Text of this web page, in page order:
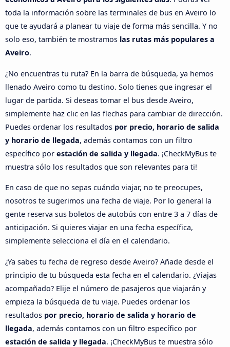
toda la información sobre las terminales de bus en Aveiro lo
que te ayudará a planear tu viaje de forma más sencilla. Y no
solo eso, también te mostramos las rutas más populares a
Aveiro.
¿No encuentras tu ruta? En la barra de búsqueda, ya hemos
llenado Aveiro como tu destino. Solo tienes que ingresar el
lugar de partida. Si deseas tomar el bus desde Aveiro,
simplemente haz clic en las flechas para cambiar de dirección.
Puedes ordenar los resultados por precio, horario de salida
y horario de llegada, además contamos con un filtro
específico por estación de salida y llegada. ¡CheckMyBus te
muestra sólo los resultados que son relevantes para ti!
En caso de que no sepas cuándo viajar, no te preocupes,
nosotros te sugerimos una fecha de viaje. Por lo general la
gente reserva sus boletos de autobús con entre 3 a 7 días de
anticipación. Si quieres viajar en una fecha específica,
simplemente selecciona el día en el calendario.
¿Ya sabes tu fecha de regreso desde Aveiro? Añade desde el
principio de tu búsqueda esta fecha en el calendario. ¿Viajas
acompañado? Elije el número de pasajeros que viajarán y
empieza la búsqueda de tu viaje. Puedes ordenar los
resultados por precio, horario de salida y horario de
llegada, además contamos con un filtro específico por
estación de salida y llegada. ¡CheckMyBus te muestra sólo